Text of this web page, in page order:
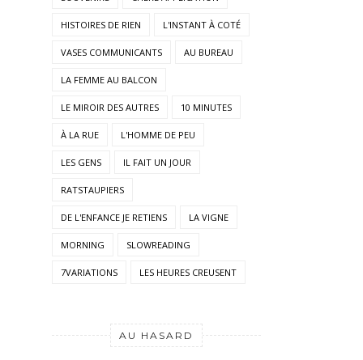
HISTOIRES DE RIEN L'INSTANT À COTÉ
VASES COMMUNICANTS AU BUREAU
LA FEMME AU BALCON
LE MIROIR DES AUTRES 10 MINUTES
À LA RUE L'HOMME DE PEU
LES GENS IL FAIT UN JOUR
RATSTAUPIERS
DE L'ENFANCE JE RETIENS LA VIGNE
MORNING SLOWREADING
7VARIATIONS LES HEURES CREUSENT
AU HASARD